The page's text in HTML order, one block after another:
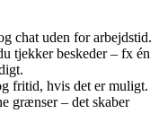
chat uden for arbejdstid.
tjekker beskeder – fx én
fritid, hvis det er muligt.
grænser – det skaber